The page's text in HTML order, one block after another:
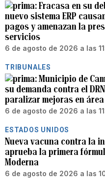
Fracasa en su
nuevo sistema ERP
pagos y amenazan la
servicios
6 de agosto de 2026 a las
TRIBUNALES
Municipio de
su demanda contra el
paralizar mejoras en
6 de agosto de 2026 a las
ESTADOS UNIDOS
Nueva vacuna contra la
aprueba la primera
Moderna
6 de agosto de 2026 a las